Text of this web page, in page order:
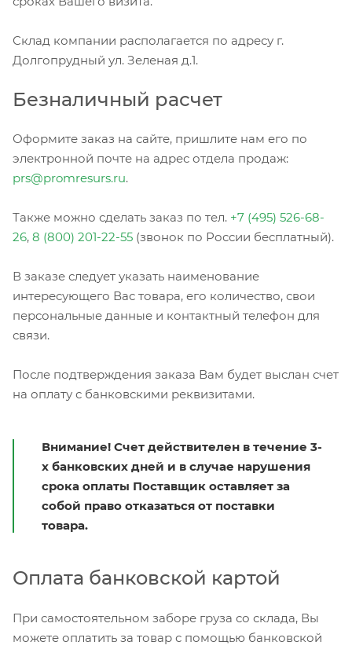
Склад компании располагается по адресу г.
Долгопрудный ул. Зеленая д.1.
Безналичный расчет
Оформите заказ на сайте, пришлите нам его по
электронной почте на адрес отдела продаж:
prs@promresurs.ru.
Также можно сделать заказ по тел. +7 (495) 526-68-
26, 8 (800) 201-22-55 (звонок по России бесплатный).
В заказе следует указать наименование
интересующего Вас товара, его количество, свои
персональные данные и контактный телефон для
связи.
После подтверждения заказа Вам будет выслан счет
на оплату с банковскими реквизитами.
Внимание! Счет действителен в течение 3-
х банковских дней и в случае нарушения
срока оплаты Поставщик оставляет за
собой право отказаться от поставки
товара.
Оплата банковской картой
При самостоятельном заборе груза со склада, Вы
можете оплатить за товар с помощью банковской